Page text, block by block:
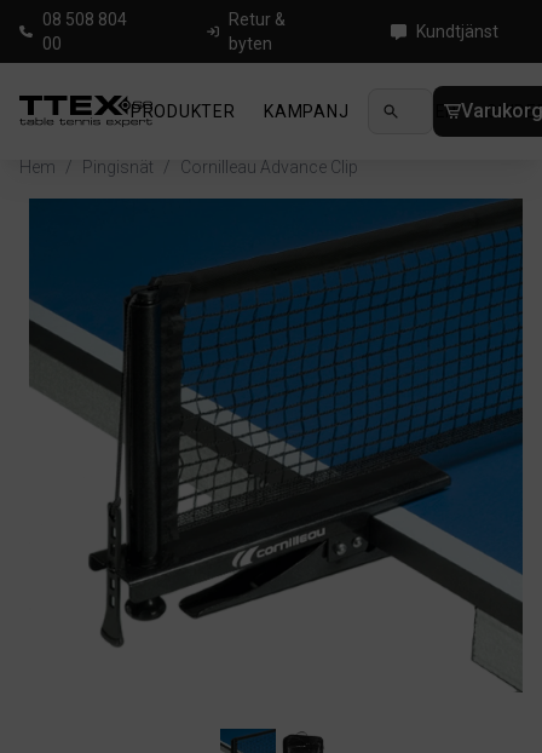
08 508 804
00
Retur &
byten
Kundtjänst
PRODUKTER KAMPANJ NYHETER
Hem / Pingisnät / Cornilleau Advance Clip